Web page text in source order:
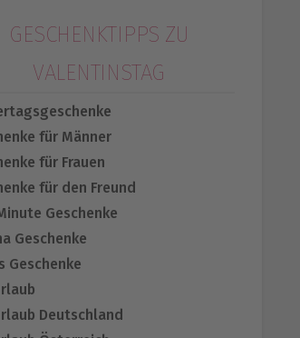
GESCHENKTIPPS ZU
VALENTINSTAG
für Männer
für Frauen
für den Freund
Geschenke
Geschenke
Geschenke
Deutschland